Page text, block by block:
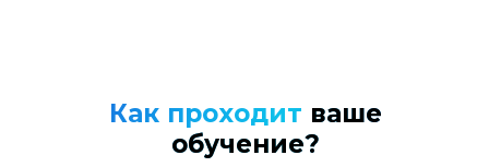
Как проходит ваше
обучение?